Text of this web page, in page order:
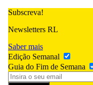
Subscreva!
Newsletters RL
Saber mais
Edição Semanal
Guia do Fim de Semana